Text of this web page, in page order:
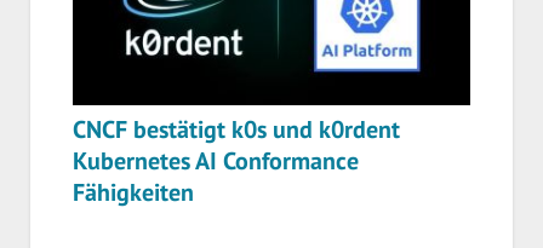
CNCF bestätigt k0s und k0rdent
Kubernetes AI Conformance
Fähigkeiten